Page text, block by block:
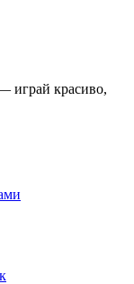
играй красиво,